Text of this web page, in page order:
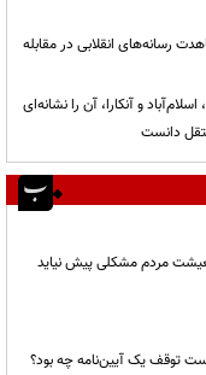
رسانه‌های انقلابی در مقابله
و آنکارا، آن را نشانه‌ای
دانست
معیشت مردم مشکلی پیش نیاید
توقف یک آیین‌نامه چه بود؟